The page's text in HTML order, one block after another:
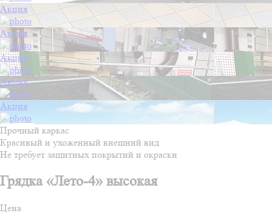
Акция
Акция
Акция
Акция
Акция
Прочный каркас
Красивый и ухоженный внешний вид
Не требует защитных покрытий и окраски
Грядка «Лето-4» высокая
Цена